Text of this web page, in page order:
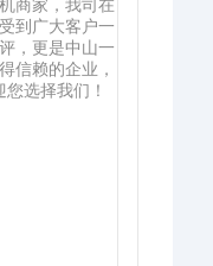
商家，我司在
到广大客户一
，更是中山一
信赖的企业，
您选择我们！